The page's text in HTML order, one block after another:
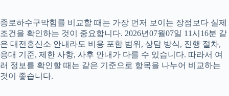
종로하수구막힘를 비교할 때는 가장 먼저 보이는 장점보다 실제
조건을 확인하는 것이 중요합니다. 2026년07월07일 11시16분 같
은 대전흥신소 안내라도 비용 포함 범위, 상담 방식, 진행 절차,
응대 기준, 제한 사항, 사후 안내가 다를 수 있습니다. 따라서 여
러 정보를 확인할 때는 같은 기준으로 항목을 나누어 비교하는
것이 좋습니다.